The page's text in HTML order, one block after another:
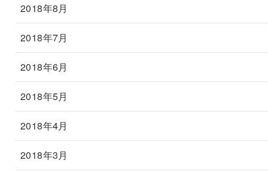
2018年8月
2018年7月
2018年6月
2018年5月
2018年4月
2018年3月